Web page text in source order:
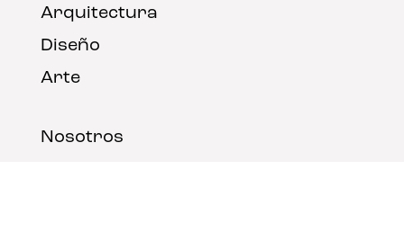
Arquitectura
Diseño
Arte
Nosotros